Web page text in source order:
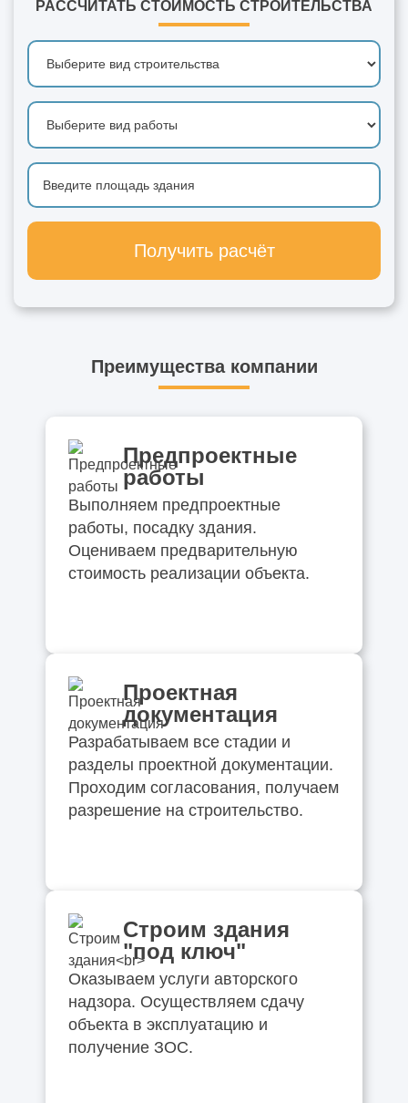
РАССЧИТАТЬ СТОИМОСТЬ СТРОИТЕЛЬСТВА
Получить расчёт
Преимущества компании
Предпроектные
работы
Выполняем предпроектные
работы, посадку здания.
Оцениваем предварительную
стоимость реализации объекта.
Проектная
документация
Разрабатываем все стадии и
разделы проектной документации.
Проходим согласования, получаем
разрешение на строительство.
Строим здания
"под ключ"
Оказываем услуги авторского
надзора. Осуществляем сдачу
объекта в эксплуатацию и
получение ЗОС.